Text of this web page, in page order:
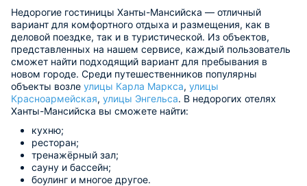
Недорогие гостиницы Ханты-Мансийска — отличный
вариант для комфортного отдыха и размещения, как в
деловой поездке, так и в туристической. Из объектов,
представленных на нашем сервисе, каждый пользователь
сможет найти подходящий вариант для пребывания в
новом городе. Среди путешественников популярны
объекты возле улицы Карла Маркса, улицы
Красноармейская, улицы Энгельса. В недорогих отелях
Ханты-Мансийска вы сможете найти:
кухню;
ресторан;
тренажёрный зал;
сауну и бассейн;
боулинг и многое другое.